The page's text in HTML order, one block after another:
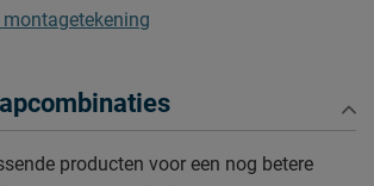
Vlak
polyester
producten voor een nog betere